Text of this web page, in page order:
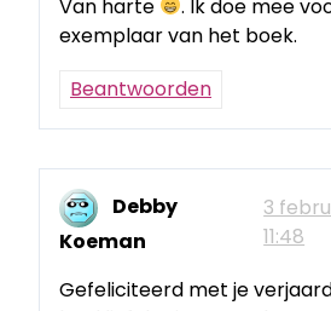
Van harte
. Ik doe mee
exemplaar van het boek.
Beantwoorden
Debby
Koeman
3
11:48
Gefeliciteerd met je